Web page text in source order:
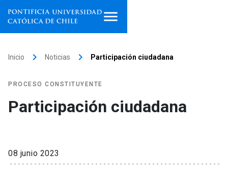
institutos
Internacionalización
Inicio keyboard_arrow_right Noticias keyboard_arrow_right Participación ciudadana
PROCESO CONSTITUYENTE
Participación ciudadana
08 junio 2023